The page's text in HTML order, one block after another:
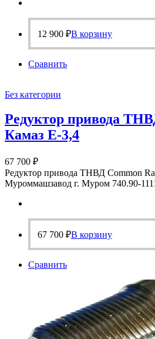
12 900 ₽В корзину
Сравнить
Без категории
Редуктор привода
Камаз Е-3,4
67 700 ₽
Редуктор привода ТНВД Common
Муроммашзавод г. Муром 740.90-
67 700 ₽В корзину
Сравнить